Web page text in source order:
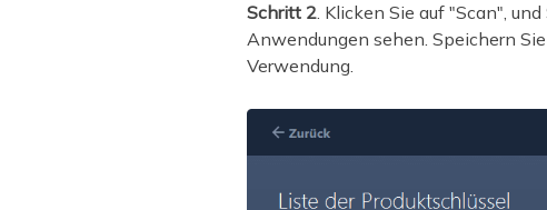
Schritt 2. Klicken Sie auf "Scan",
Anwendungen sehen. Speichern
Verwendung.